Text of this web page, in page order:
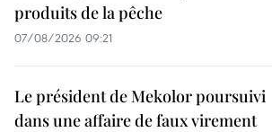
produits de la pêche
07/08/2026 09:21
Le président de Mekolor poursuivi
dans une affaire de faux virement